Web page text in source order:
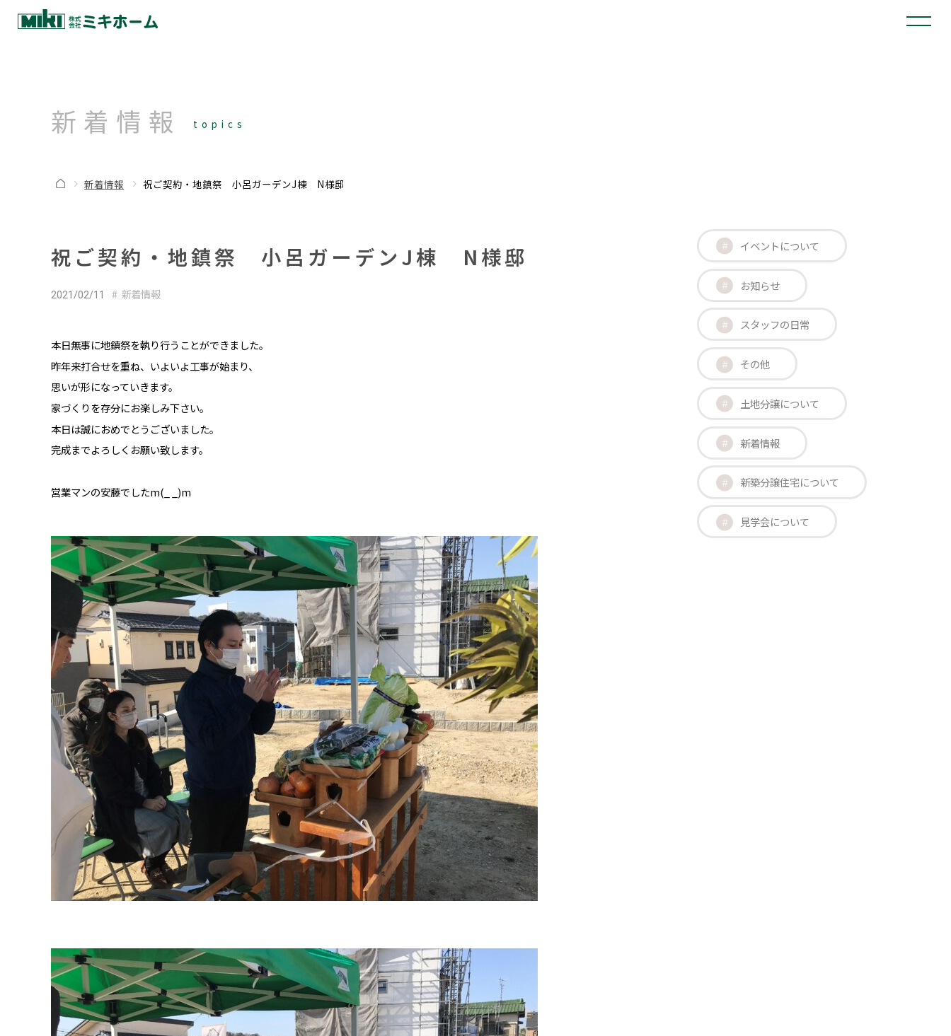
新着情報 topics
新着情報 祝ご契約・地鎮祭 小呂ガーデンJ棟 N様邸
祝ご契約・地鎮祭 小呂ガーデンJ棟 N様邸
2021/02/11 新着情報
本日無事に地鎮祭を執り行うことができました。
昨年来打合せを重ね、いよいよ工事が始まり、
思いが形になっていきます。
家づくりを存分にお楽しみ下さい。
本日は誠におめでとうございました。
完成までよろしくお願い致します。
営業マンの安藤でしたm(_ _)m
イベントについて
お知らせ
スタッフの日常
その他
土地分譲について
新着情報
新築分譲住宅について
見学会について